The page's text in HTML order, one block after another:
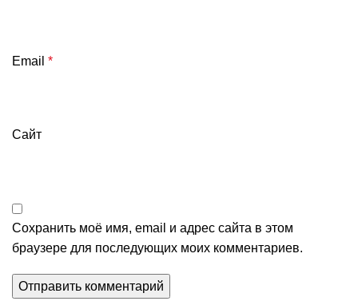
Email *
Сайт
Сохранить моё имя, email и адрес сайта в этом
браузере для последующих моих комментариев.